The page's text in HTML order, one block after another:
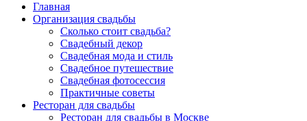
Главная
Организация свадьбы
Сколько стоит свадьба?
Свадебный декор
Свадебная мода и стиль
Свадебное путешествие
Свадебная фотосессия
Практичные советы
Ресторан для свадьбы
Ресторан для свадьбы в Москве